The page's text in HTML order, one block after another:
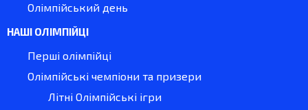
Олімпійський день
НАШІ ОЛІМПІЙЦІ
Перші олімпійці
Олімпійські чемпіони та призери
Літні Олімпійські ігри